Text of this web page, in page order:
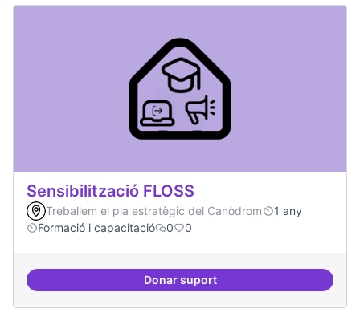
Sensibilització FLOSS
Treballem el pla estratègic del Canòdrom
1 any
Formació i capacitació
0 0
Donar suportSensibilització FLOSS